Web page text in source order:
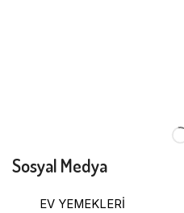
Sosyal Medya
EV YEMEKLERİ